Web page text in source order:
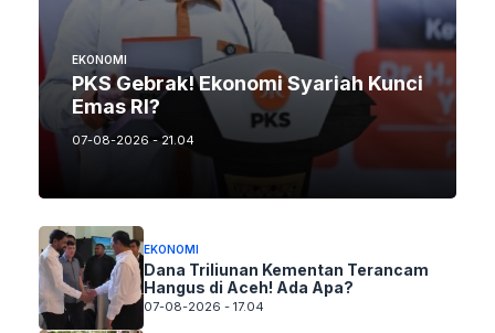
EKONOMI
PKS Gebrak! Ekonomi Syariah Kunci
Emas RI?
07-08-2026 - 21.04
EKONOMI
Dana Triliunan Kementan Terancam
Hangus di Aceh! Ada Apa?
07-08-2026 - 17.04